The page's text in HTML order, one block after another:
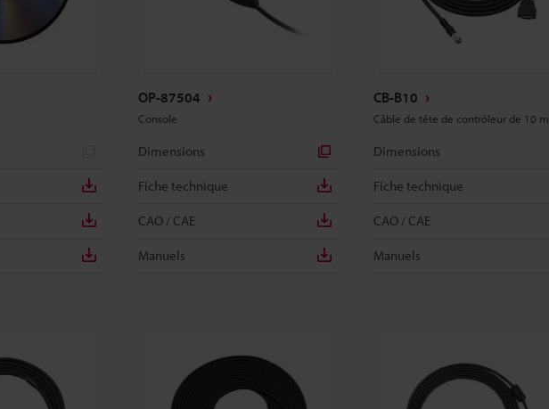
OP-87504
Console
Dimensions
Fiche technique
CAO / CAE
Manuels
CB-B10
Câble de tête de contrôleur de 10 m
Dimensions
Fiche technique
CAO / CAE
Manuels